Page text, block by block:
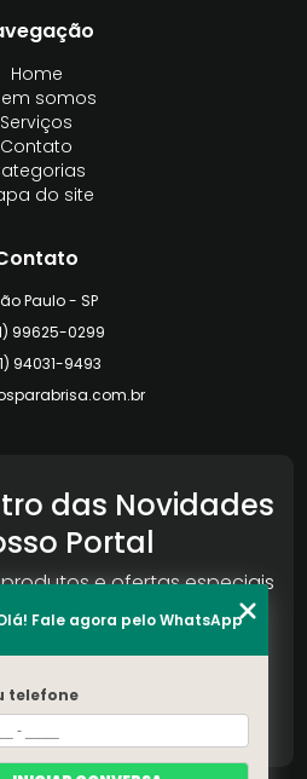
Home
somos
Serviços
Contato
Categorias
do site
Paulo - SP
99625-0299
94031-9493
das Novidades
Portal
e ofertas especiais
Fale agora pelo WhatsApp
telefone